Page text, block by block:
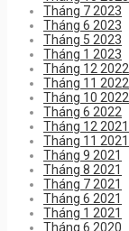
Tháng 7 2023
Tháng 6 2023
Tháng 5 2023
Tháng 1 2023
Tháng 12 2022
Tháng 11 2022
Tháng 10 2022
Tháng 6 2022
Tháng 12 2021
Tháng 11 2021
Tháng 9 2021
Tháng 8 2021
Tháng 7 2021
Tháng 6 2021
Tháng 1 2021
Tháng 6 2020